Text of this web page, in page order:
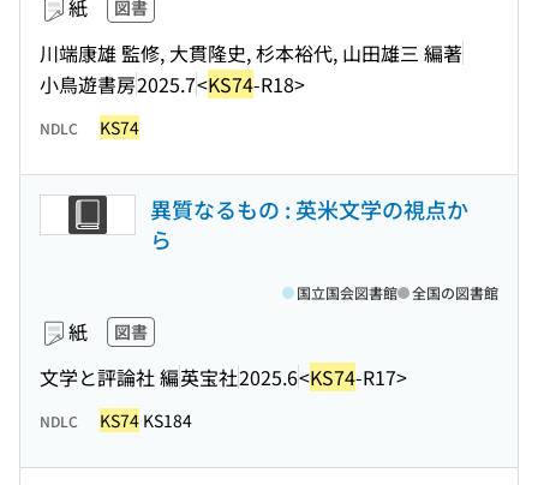
紙 図書
川端康雄 監修, 大貫隆史, 杉本裕代, 山田雄三 編著
小鳥遊書房2025.7<KS74-R18>
NDLC KS74
異質なるもの : 英米文学の視点か
ら
紙 図書
文学と評論社 編英宝社2025.6<KS74-R17>
国立国会図書館 全国の図書館
NDLC KS74 KS184